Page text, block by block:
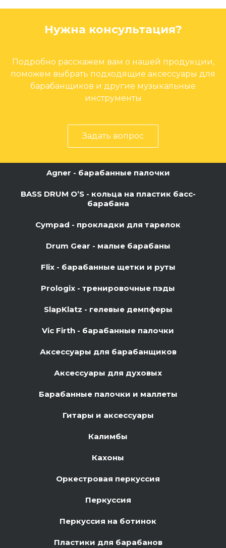
Нужна консультация?
Подробно расскажем вам о нашей продукции,
поможем выбрать подходящие аксессуары для
барабанщиков и другие музыкальные
инструменты
Задать вопрос
Agner - барабанные палочки
BASS DRUM O’S - кольца на пластик басс-
барабана
Cympad - прокладки для тарелок
Drum Gear - малые барабаны
Flix - барабанные щетки и руты
Prologix - тренировочные пэды
SlapKlatz - гелевые демпферы
Vic Firth - барабанные палочки
Аксессуары для барабанщиков
Аксессуары для духовых
Барабанные палочки и маллеты
Гитары и аксессуары
Калимбы
Кахоны
Оркестровая перкуссия
Перкуссия
Перкуссия на ботинок
Пластики для барабанов